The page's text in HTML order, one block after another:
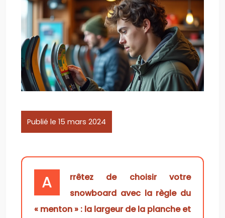
Publié le 15 mars 2024
Arrêtez de choisir votre
snowboard avec la règle du
« menton » : la largeur de la planche et